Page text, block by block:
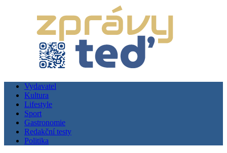
Vydavatel
Kultura
Lifestyle
Sport
Gastronomie
Redakční testy
Politika